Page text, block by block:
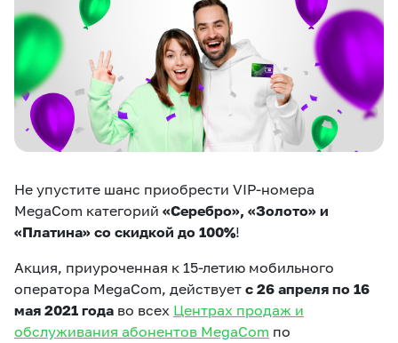
Услуги
Все услуги Развлечения Соц.сети
Звонки и SMS Подбор номера Доставка SIM
Компания
Карта офисов и
Сервисы
MegaPay
Не упустите шанс приобрести VIP-номера
MegaCom категорий «Серебро», «Золото» и
«Платина» со скидкой до 100%!
Акция, приуроченная к 15-летию мобильного
оператора MegaCom, действует с 26 апреля по 16
мая 2021 года во всех Центрах продаж и
обслуживания абонентов MegaCom по